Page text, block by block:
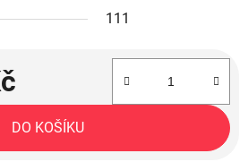
111
DO KOŠÍKU